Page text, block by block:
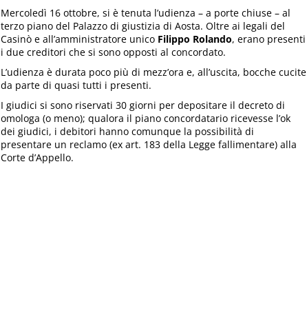
Mercoledì 16 ottobre, si è tenuta l’udienza – a porte chiuse – al
terzo piano del Palazzo di giustizia di Aosta. Oltre ai legali del
Casinò e all’amministratore unico Filippo Rolando, erano presenti
i due creditori che si sono opposti al concordato.
L’udienza è durata poco più di mezz’ora e, all’uscita, bocche cucite
da parte di quasi tutti i presenti.
I giudici si sono riservati 30 giorni per depositare il decreto di
omologa (o meno); qualora il piano concordatario ricevesse l’ok
dei giudici, i debitori hanno comunque la possibilità di
presentare un reclamo (ex art. 183 della Legge fallimentare) alla
Corte d’Appello.